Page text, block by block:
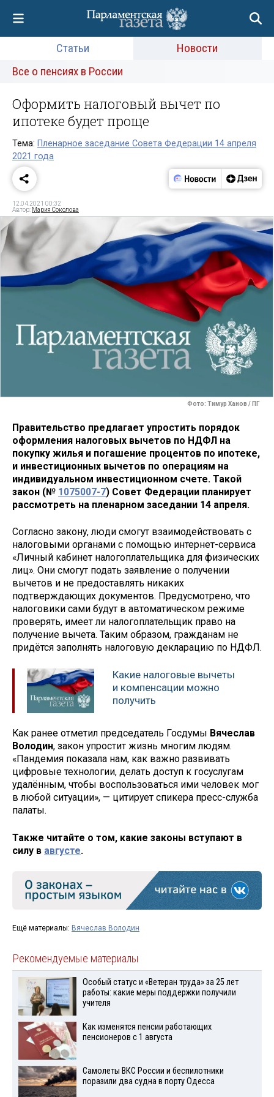
Статьи
Новости
Все о пенсиях в России
Оформить налоговый вычет по
ипотеке будет проще
Тема: Пленарное заседание Совета Федерации 14 апреля
2021 года
12.04.2021 00:32
Автор: Мария Соколова
Фото: Тимур Ханов / ПГ
Правительство предлагает упростить порядок
оформления налоговых вычетов по НДФЛ на
покупку жилья и погашение процентов по ипотеке,
и инвестиционных вычетов по операциям на
индивидуальном инвестиционном счете. Такой
закон (№ 1075007-7) Совет Федерации планирует
рассмотреть на пленарном заседании 14 апреля.
Согласно закону, люди смогут взаимодействовать с
налоговыми органами с помощью интернет-сервиса
«Личный кабинет налогоплательщика для физических
лиц». Они смогут подать заявление о получении
вычетов и не предоставлять никаких
подтверждающих документов. Предусмотрено, что
налоговики сами будут в автоматическом режиме
проверять, имеет ли налогоплательщик право на
получение вычета. Таким образом, гражданам не
придётся заполнять налоговую декларацию по НДФЛ.
Какие налоговые вычеты
и компенсации можно
получить
Как ранее отметил председатель Госдумы Вячеслав
Володин, закон упростит жизнь многим людям.
«Пандемия показала нам, как важно развивать
цифровые технологии, делать доступ к госуслугам
удалённым, чтобы воспользоваться ими человек мог
в любой ситуации», — цитирует спикера пресс-служба
палаты.
Также читайте о том, какие законы вступают в
силу в августе.
Ещё материалы: Вячеслав Володин
Рекомендуемые материалы
Особый статус и «Ветеран труда» за 25 лет
работы: какие меры поддержки получили
учителя
Как изменятся пенсии работающих
пенсионеров с 1 августа
Самолеты ВКС России и беспилотники
поразили два судна в порту Одесса